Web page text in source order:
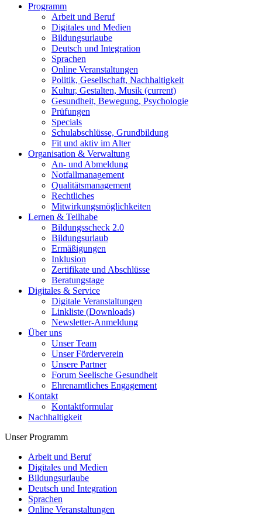
Programm
Arbeit und Beruf
Digitales und Medien
Bildungsurlaube
Deutsch und Integration
Sprachen
Online Veranstaltungen
Politik, Gesellschaft, Nachhaltigkeit
Kultur, Gestalten, Musik (current)
Gesundheit, Bewegung, Psychologie
Prüfungen
Specials
Schulabschlüsse, Grundbildung
Fit und aktiv im Alter
Organisation & Verwaltung
An- und Abmeldung
Notfallmanagement
Qualitätsmanagement
Rechtliches
Mitwirkungsmöglichkeiten
Lernen & Teilhabe
Bildungsscheck 2.0
Bildungsurlaub
Ermäßigungen
Inklusion
Zertifikate und Abschlüsse
Beratungstage
Digitales & Service
Digitale Veranstaltungen
Linkliste (Downloads)
Newsletter-Anmeldung
Über uns
Unser Team
Unser Förderverein
Unsere Partner
Forum Seelische Gesundheit
Ehrenamtliches Engagement
Kontakt
Kontaktformular
Nachhaltigkeit
Unser Programm
Arbeit und Beruf
Digitales und Medien
Bildungsurlaube
Deutsch und Integration
Sprachen
Online Veranstaltungen